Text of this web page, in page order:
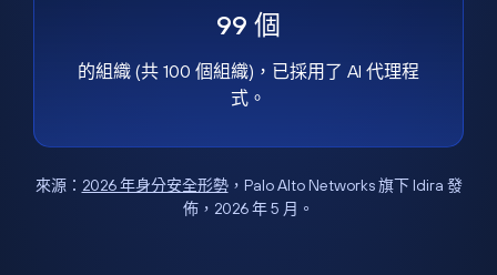
99 個
的組織 (共 100 個組織)，已採用了 AI 代理程
式。
來源： 2026 年身分安全形勢，Palo Alto Networks 旗下 Idira 發
佈，2026 年 5 月。